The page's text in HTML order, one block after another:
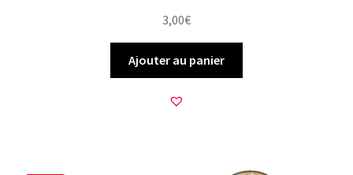
3,00€
Ajouter au panier